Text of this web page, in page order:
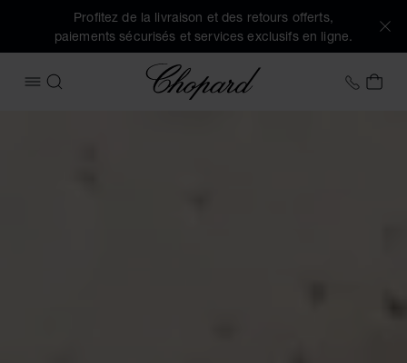
Profitez de la livraison et des retours offerts,
paiements sécurisés et services exclusifs en ligne.
OUVRIR LE MENU
RECHERCHER Chopard +33